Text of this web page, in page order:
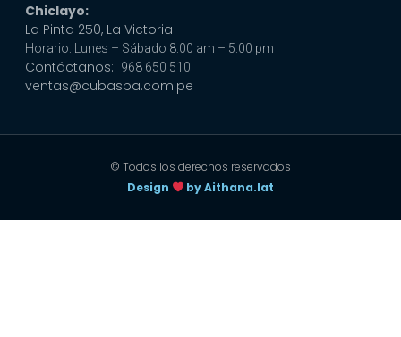
Chiclayo:
La Pinta 250, La Victoria
Horario: Lunes – Sábado 8:00 am – 5:00 pm
Contáctanos: 968 650 510
ventas@cubaspa.com.pe
© Todos los derechos reservados
Design
by Aithana.lat